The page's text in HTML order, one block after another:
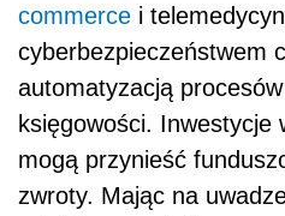
commerce i
cyberbezpieczeństwem
automatyzacją
księgowości. Inwestycje
mogą przynieść
zwroty. Mając na